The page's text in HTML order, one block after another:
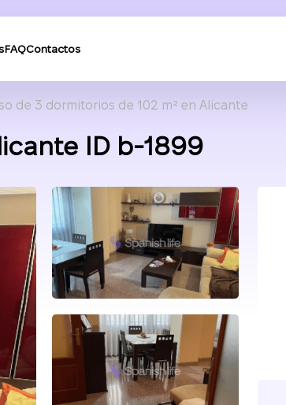
FAQContactos
de 3 dormitorios de 102 m² en Alicante
ID b-1899